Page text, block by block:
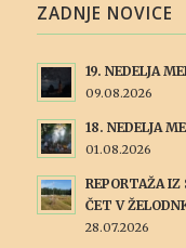
ZADNJE NOVICE
19. NEDELJA
09.08.2026
18. NEDELJA
01.08.2026
REPORTAŽA IZ
ČET V
28.07.2026